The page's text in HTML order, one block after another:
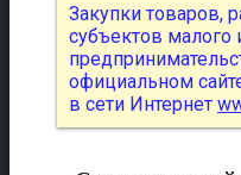
Закупки товаров,
субъектов малого
официальном
в сети Интернет